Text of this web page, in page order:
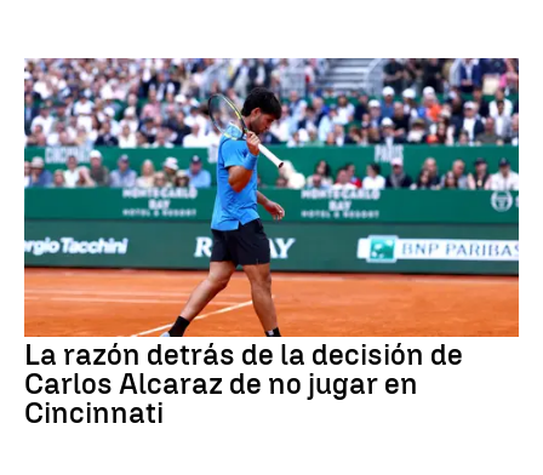
La razón detrás de la decisión de
Carlos Alcaraz de no jugar en
Cincinnati